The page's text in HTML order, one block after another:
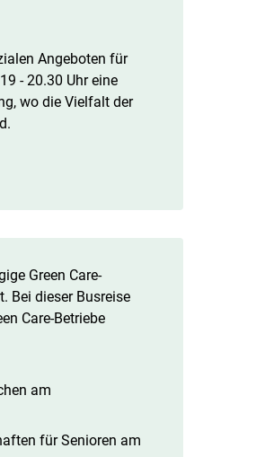
Angeboten für
- 20.30 Uhr eine
wo die Vielfalt der
Green Care-
Bei dieser Busreise
Care-Betriebe
am
für Senioren am